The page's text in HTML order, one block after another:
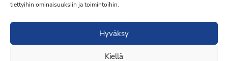
tiettyihin ominaisuuksiin ja toimintoihin.
Hyväksy
Kiellä
·Toteutus ja ylläpitoMMD Networks